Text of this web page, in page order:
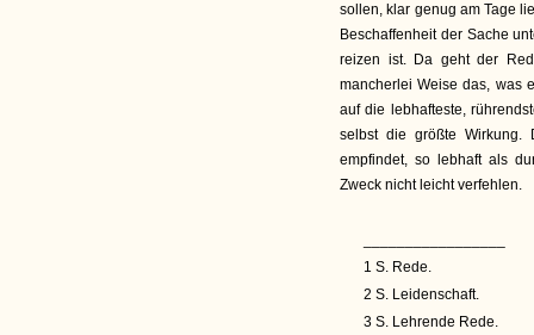
sollen, klar genug am Tage
Beschaffenheit der Sache
reizen ist. Da geht der
mancherlei Weise das, was
auf die lebhafteste,
selbst die größte
empfindet, so lebhaft als
Zweck nicht leicht verfehlen.
1 S. Rede.
2 S. Leidenschaft.
3 S. Lehrende Rede.